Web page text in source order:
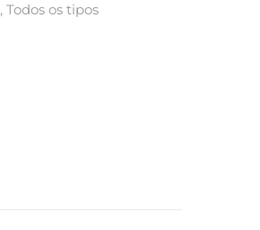
, Todos os tipos